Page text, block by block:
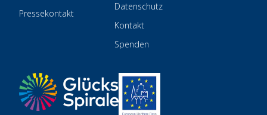
Pressekontakt
Datenschutz
Kontakt
Spenden